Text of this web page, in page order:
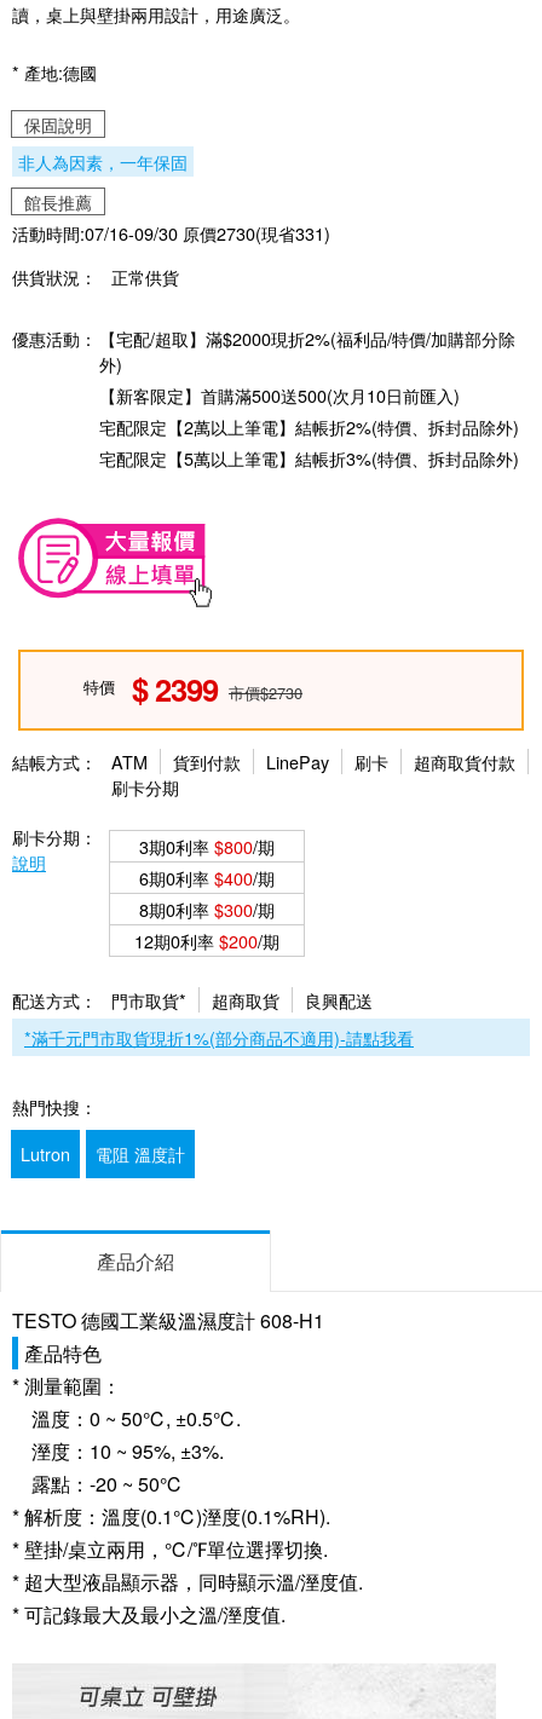
讀，桌上與壁掛兩用設計，用途廣泛。
* 產地:德國
保固說明
非人為因素，一年保固
館長推薦
活動時間:07/16-09/30 原價2730(現省331)
供貨狀況：
正常供貨
優惠活動：
【宅配/超取】滿$2000現折2%(福利品/特價/加購部分除
外)
【新客限定】首購滿500送500(次月10日前匯入)
宅配限定【2萬以上筆電】結帳折2%(特價、拆封品除外)
宅配限定【5萬以上筆電】結帳折3%(特價、拆封品除外)
特價 2399 市價$2730
結帳方式： ATM 貨到付款 LinePay 刷卡
超商取貨付款
刷卡分期
刷卡分期：
說明
3期0利率$800/期
6期0利率$400/期
8期0利率$300/期
12期0利率$200/期
配送方式： 門市取貨* 超商取貨
良興配送
*滿千元門市取貨現折1%(部分商品不適用)-請點我看
熱門快搜：
Lutron
電阻 溫度計
產品介紹
TESTO 德國工業級溫濕度計 608-H1
產品特色
* 測量範圍：
溫度：0 ~ 50℃, ±0.5℃.
溼度：10 ~ 95%, ±3%.
露點：-20 ~ 50℃
* 解析度：溫度(0.1℃)溼度(0.1%RH).
* 壁掛/桌立兩用，℃/℉單位選擇切換.
* 超大型液晶顯示器，同時顯示溫/溼度值.
* 可記錄最大及最小之溫/溼度值.